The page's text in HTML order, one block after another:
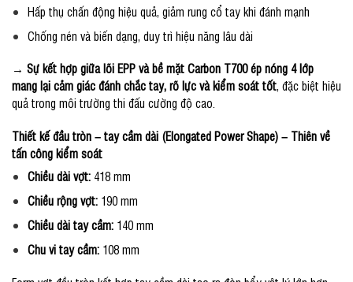
Hấp thụ chấn động hiệu quả, giảm rung cổ tay khi đánh mạnh
Chống nén và biến dạng, duy trì hiệu năng lâu dài
→ Sự kết hợp giữa lõi EPP và bề mặt Carbon T700 ép nóng 4 lớp
mang lại cảm giác đánh chắc tay, rõ lực và kiểm soát tốt, đặc biệt hiệu
quả trong môi trường thi đấu cường độ cao.
Thiết kế đầu tròn – tay cầm dài (Elongated Power Shape) – Thiên về
tấn công kiểm soát
Chiều dài vợt:418 mm
Chiều rộng vợt:190 mm
Chiều dài tay cầm:140 mm
Chu vi tay cầm:108 mm